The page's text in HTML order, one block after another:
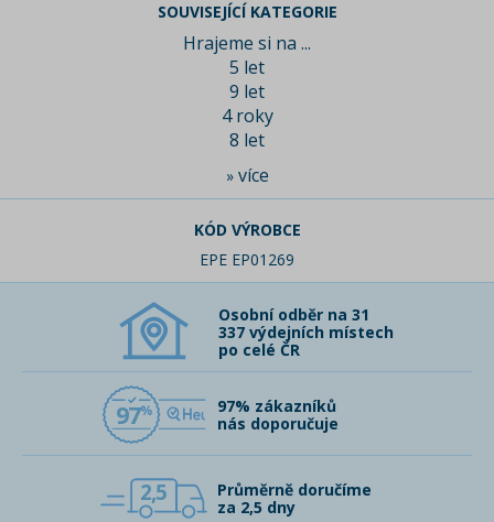
SOUVISEJÍCÍ KATEGORIE
Hrajeme si na ...
5 let
9 let
4 roky
8 let
» více
KÓD VÝROBCE
EPE EP01269
Osobní odběr na 31
337 výdejních místech
po celé ČR
97
97% zákazníků
nás doporučuje
2,5
Průměrně doručíme
za 2,5 dny